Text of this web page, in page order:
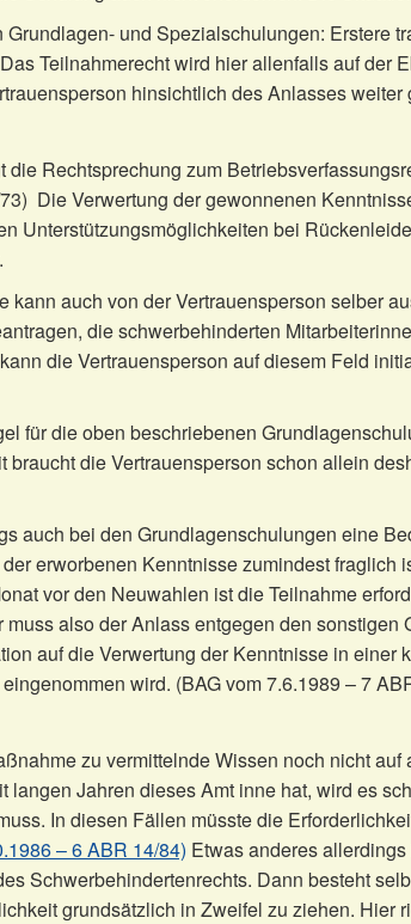
und Spezialschulungen: Erstere
Teilnahmerecht wird hier allenfalls auf der
hinsichtlich des Anlasses weiter
Rechtsprechung zum
Die Verwertung der gewonnenen
Unterstützungsmöglichkeiten bei
auch von der Vertrauensperson selber
die schwerbehinderten
die Vertrauensperson auf diesem Feld
für die oben beschriebenen
die Vertrauensperson schon allein
auch bei den Grundlagenschulungen eine
erworbenen Kenntnisse zumindest
vor den Neuwahlen ist die Teilnahme
also der Anlass entgegen den
auf die Verwertung der Kenntnisse in
wird. (BAG vom 7.6.1989 – 7
zu vermittelnde Wissen noch nicht
Jahren dieses Amt inne hat, wird es
In diesen Fällen müsste die
– 6 ABR 14/84) Etwas anderes
Schwerbehindertenrechts. Dann besteht
grundsätzlich in Zweifel zu ziehen. Hier